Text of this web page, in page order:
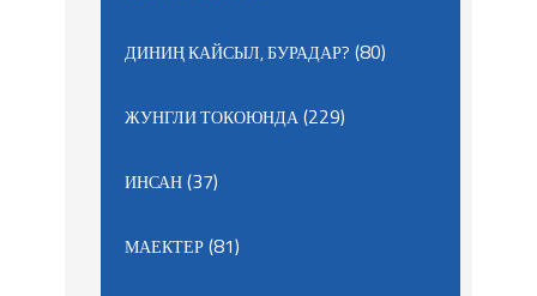
ДИНИҢ КАЙСЫЛ, БУРАДАР? (80)
ЖУНГЛИ ТОКОЮНДА(229)
ИНСАН(37)
МАЕКТЕР(81)